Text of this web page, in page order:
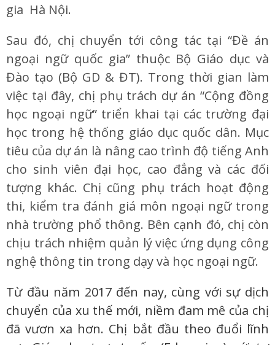
gia Hà Nội.
Sau đó, chị chuyển tới công tác tại “Đề án
ngoại ngữ quốc gia” thuộc Bộ Giáo dục và
Đào tạo (Bộ GD & ĐT). Trong thời gian làm
việc tại đây, chị phụ trách dự án “Cộng đồng
học ngoại ngữ” triển khai tại các trường đại
học trong hệ thống giáo dục quốc dân. Mục
tiêu của dự án là nâng cao trình độ tiếng Anh
cho sinh viên đại học, cao đẳng và các đối
tượng khác. Chị cũng phụ trách hoạt động
thi, kiểm tra đánh giá môn ngoại ngữ trong
nhà trường phổ thông. Bên cạnh đó, chị còn
chịu trách nhiệm quản lý việc ứng dụng công
nghệ thông tin trong dạy và học ngoại ngữ.
Từ đầu năm 2017 đến nay, cùng với sự dịch
chuyển của xu thế mới, niềm đam mê của chị
đã vươn xa hơn. Chị bắt đầu theo đuổi lĩnh